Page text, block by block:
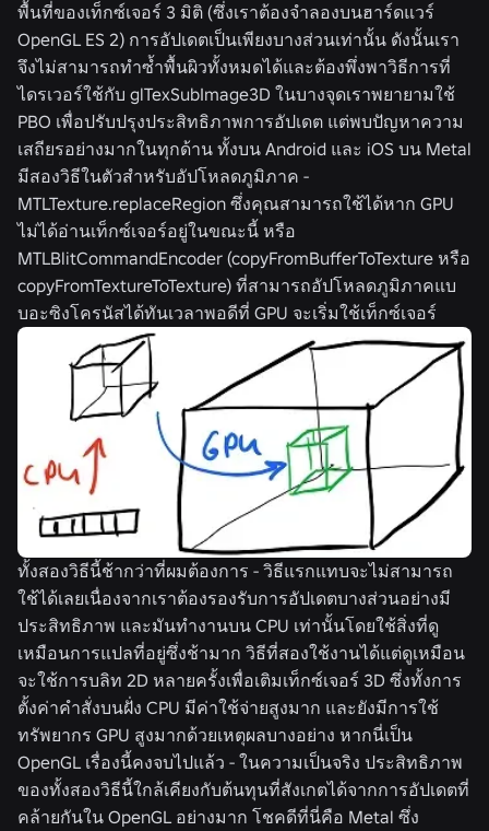
พื้นที่ของเท็กซ์เจอร์ 3 มิติ (ซึ่งเราต้องจำลองบนฮาร์ดแวร์
OpenGL ES 2) การอัปเดตเป็นเพียงบางส่วนเท่านั้น ดังนั้นเรา
จึงไม่สามารถทำซ้ำพื้นผิวทั้งหมดได้และต้องพึ่งพาวิธีการที่
ไดรเวอร์ใช้กับ glTexSubImage3D ในบางจุดเราพยายามใช้
PBO เพื่อปรับปรุงประสิทธิภาพการอัปเดต แต่พบปัญหาความ
เสถียรอย่างมากในทุกด้าน ทั้งบน Android และ iOS บน Metal
มีสองวิธีในตัวสำหรับอัปโหลดภูมิภาค -
MTLTexture.replaceRegion ซึ่งคุณสามารถใช้ได้หาก GPU
ไม่ได้อ่านเท็กซ์เจอร์อยู่ในขณะนี้ หรือ
MTLBlitCommandEncoder (copyFromBufferToTexture หรือ
copyFromTextureToTexture) ที่สามารถอัปโหลดภูมิภาคแบ
บอะซิงโครนัสได้ทันเวลาพอดีที่ GPU จะเริ่มใช้เท็กซ์เจอร์
ทั้งสองวิธีนี้ช้ากว่าที่ผมต้องการ - วิธีแรกแทบจะไม่สามารถ
ใช้ได้เลยเนื่องจากเราต้องรองรับการอัปเดตบางส่วนอย่างมี
ประสิทธิภาพ และมันทำงานบน CPU เท่านั้นโดยใช้สิ่งที่ดู
เหมือนการแปลที่อยู่ซึ่งช้ามาก วิธีที่สองใช้งานได้แต่ดูเหมือน
จะใช้การบลิท 2D หลายครั้งเพื่อเติมเท็กซ์เจอร์ 3D ซึ่งทั้งการ
ตั้งค่าคำสั่งบนฝั่ง CPU มีค่าใช้จ่ายสูงมาก และยังมีการใช้
ทรัพยากร GPU สูงมากด้วยเหตุผลบางอย่าง หากนี่เป็น
OpenGL เรื่องนี้คงจบไปแล้ว - ในความเป็นจริง ประสิทธิภาพ
ของทั้งสองวิธีนี้ใกล้เคียงกับต้นทุนที่สังเกตได้จากการอัปเดตที่
คล้ายกันใน OpenGL อย่างมาก โชคดีที่นี่คือ Metal ซึ่ง